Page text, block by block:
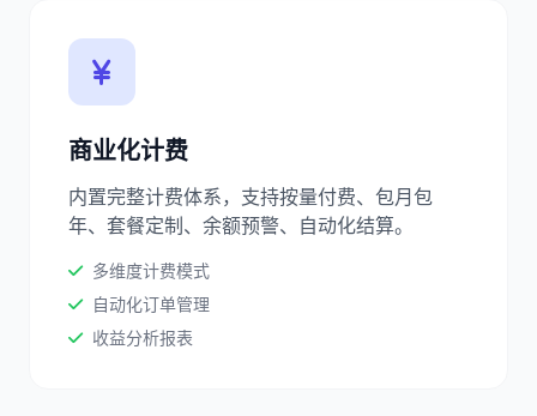
商业化计费
内置完整计费体系，支持按量付费、包月包
年、套餐定制、余额预警、自动化结算。
多维度计费模式
自动化订单管理
收益分析报表